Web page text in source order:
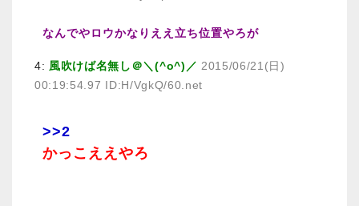
なんでやロウかなりええ立ち位置やろが
4: 風吹けば名無し＠＼(^o^)／ 2015/06/21(日)
00:19:54.97 ID:H/VgkQ/60.net
>>2
かっこええやろ